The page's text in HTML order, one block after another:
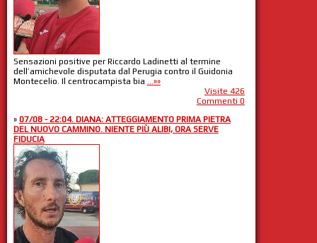
Sensazioni positive per Riccardo Ladinetti al termine
dell’amichevole disputata dal Perugia contro il Guidonia
Montecelio. Il centrocampista bia ...»»
Visite 426
Commenti 0
» 07/08 - 22:04. DIANA: ATTEGGIAMENTO PRIMA PIETRA
DEL NUOVO CAMMINO. NIENTE PIÙ ALIBI, ORA SERVE
FIDUCIA